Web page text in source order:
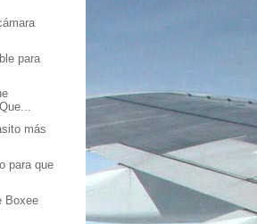
para
más
para que
Boxee